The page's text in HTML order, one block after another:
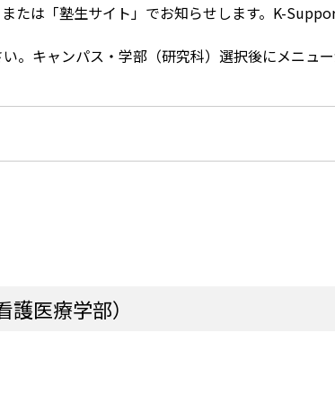
または「塾生サイト」でお知らせします。K-
。キャンパス・学部（研究科）選択後にメニュ
医療学部）